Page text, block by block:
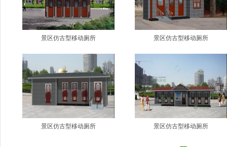
景区仿古型移动厕所 景区仿古型移动厕所
景区仿古型移动厕所 景区仿古型移动厕所